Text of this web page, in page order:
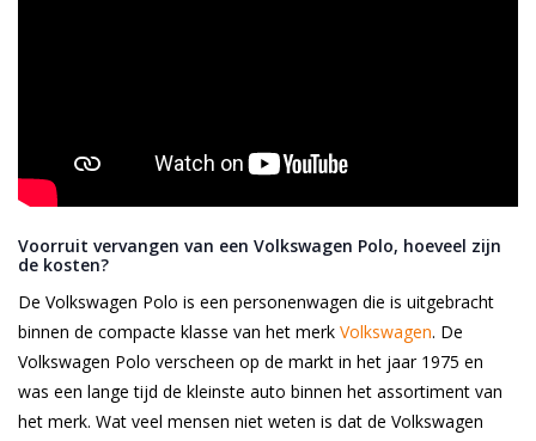
Voorruit vervangen van een Volkswagen Polo, hoeveel zijn
de kosten?
De Volkswagen Polo is een personenwagen die is uitgebracht
binnen de compacte klasse van het merk Volkswagen. De
Volkswagen Polo verscheen op de markt in het jaar 1975 en
was een lange tijd de kleinste auto binnen het assortiment van
het merk. Wat veel mensen niet weten is dat de Volkswagen